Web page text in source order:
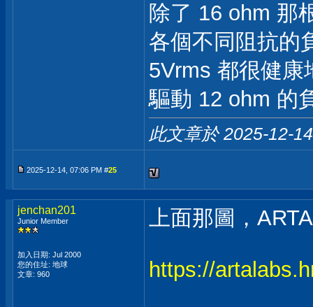
除了 16 ohm 那
各個不同阻抗的
5Vrms 都很健康
驅動 12 ohm 的
此文章於 2025-12-
2025-12-14, 07:06 PM #25
jenchan201
Junior Member
加入日期: Jul 2000
您的住址: 地球
文章: 960
上面那圖，
https://